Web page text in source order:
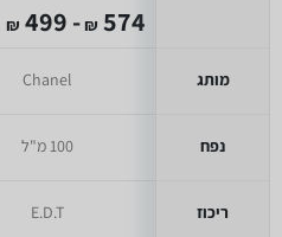
מותג
נפח
ריכוז
574
₪
- 499
₪
Chanel
100 מ"ל
E.D.T